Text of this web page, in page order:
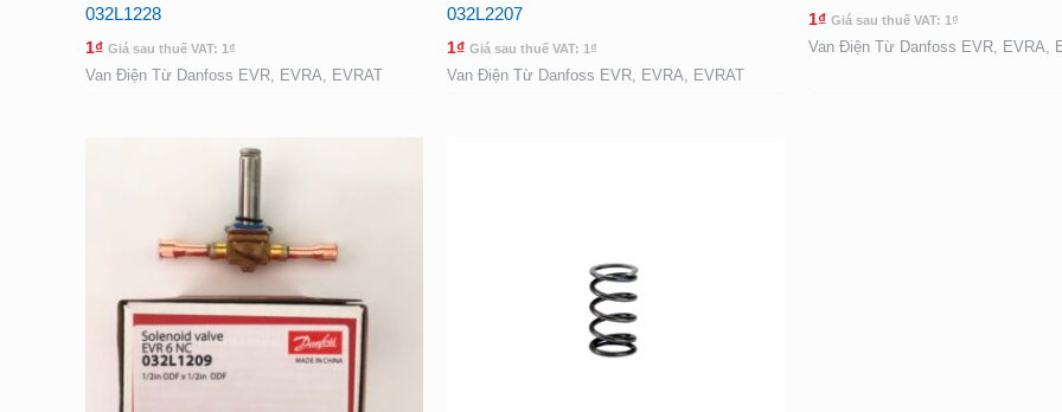
032L1228
1₫ Giá sau thuế VAT: 1 ₫
Van Điện Từ Danfoss EVR, EVRA, EVRAT
032L2207
1₫ Giá sau thuế VAT: 1 ₫
Van Điện Từ Danfoss EVR, EVRA, EVRAT
1₫ Giá sau thuế VAT: 1 ₫
Van Điện Từ Danfoss EVR, EVRA,